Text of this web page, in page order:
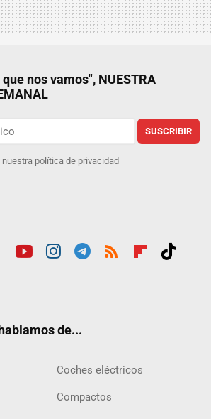
nos vamos", NUESTRA
SUSCRIBIR
nuestra política de privacidad
de...
Coches eléctricos
Compactos